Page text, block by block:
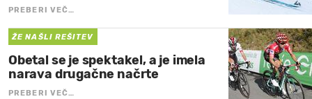
PREBERI VEČ…
ŽE NAŠLI REŠITEV
Obetal se je spektakel, a je imela
narava drugačne načrte
PREBERI VEČ…